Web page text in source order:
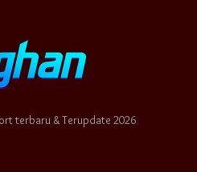
terbaru & Terupdate 2026